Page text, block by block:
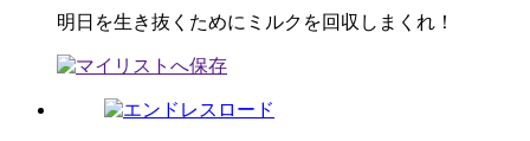
明日を生き抜くためにミルクを回収しまくれ！